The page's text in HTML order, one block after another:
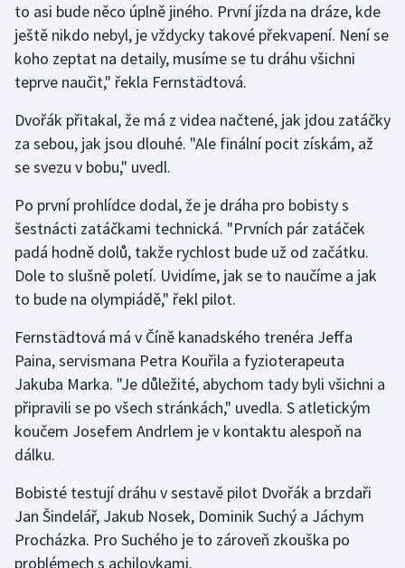
Lezení
Lyže a snowboard
Motorsport
Parasport
Plavání
Ragby
Rychlobruslení
Rychlostní kanoistika
Short track
Sportovní střelba
to asi bude něco úplně jiného. První jízda na dráze, kde
ještě nikdo nebyl, je vždycky takové překvapení. Není se
koho zeptat na detaily, musíme se tu dráhu všichni
teprve naučit," řekla Fernstädtová.
Dvořák přitakal, že má z videa načtené, jak jdou zatáčky
za sebou, jak jsou dlouhé. "Ale finální pocit získám, až
se svezu v bobu," uvedl.
Po první prohlídce dodal, že je dráha pro bobisty s
šestnácti zatáčkami technická. "Prvních pár zatáček
padá hodně dolů, takže rychlost bude už od začátku.
Dole to slušně poletí. Uvidíme, jak se to naučíme a jak
to bude na olympiádě," řekl pilot.
Fernstädtová má v Číně kanadského trenéra Jeffa
Paina, servismana Petra Kouřila a fyzioterapeuta
Jakuba Marka. "Je důležité, abychom tady byli všichni a
připravili se po všech stránkách," uvedla. S atletickým
koučem Josefem Andrlem je v kontaktu alespoň na
dálku.
Bobisté testují dráhu v sestavě pilot Dvořák a brzdaři
Jan Šindelář, Jakub Nosek, Dominik Suchý a Jáchym
Procházka. Pro Suchého je to zároveň zkouška po
problémech s achilovkami.